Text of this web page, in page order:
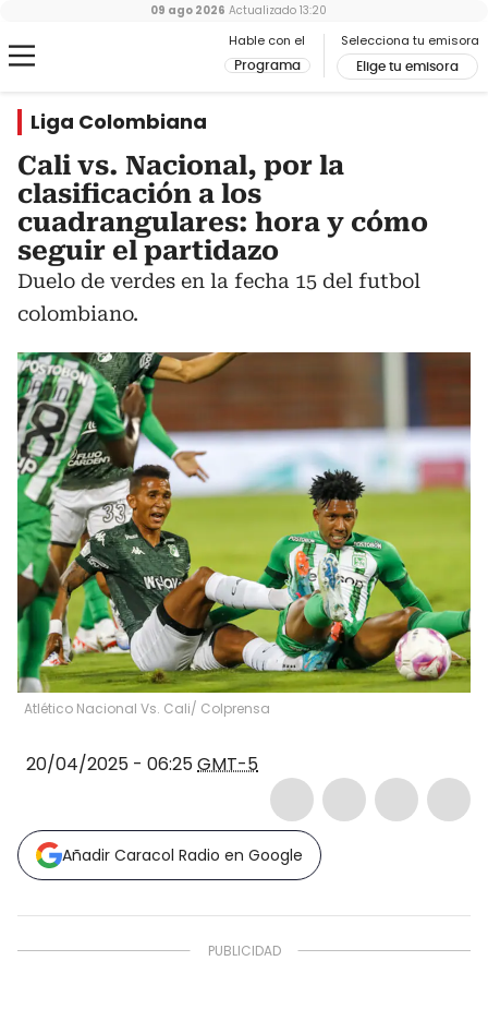
Hable con el
Programa
Selecciona tu emisora
Elige tu emisora
09 ago 2026 Actualizado 13:20
Liga Colombiana
Cali vs. Nacional, por la
clasificación a los
cuadrangulares: hora y cómo
seguir el partidazo
Duelo de verdes en la fecha 15 del futbol
colombiano.
Atlético Nacional Vs. Cali/ Colprensa
20/04/2025 - 06:25GMT-5
Añadir Caracol Radio en Google